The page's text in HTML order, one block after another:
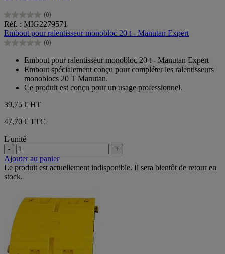
(0)
0.0
sur
5
étoiles.
Réf. : MIG2279571
Embout pour ralentisseur monobloc 20 t - Manutan Expert
(0)
0.0
étoiles.
Embout pour ralentisseur monobloc 20 t - Manutan Expert
Embout spécialement conçu pour compléter les ralentisseurs
monoblocs 20 T Manutan.
Ce produit est conçu pour un usage professionnel.
39,75 € HT
47,70 € TTC
L'unité
- +
Ajouter au panier
Le produit est actuellement indisponible. Il sera bientôt de retour en
stock.